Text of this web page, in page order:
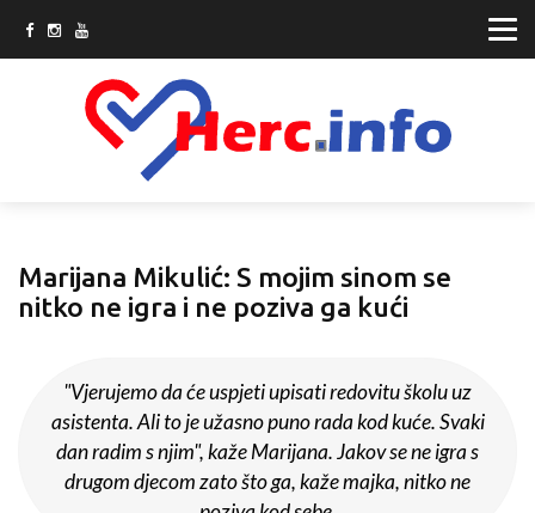
Marijana Mikulić: S mojim sinom se
nitko ne igra i ne poziva ga kući
"Vjerujemo da će uspjeti upisati redovitu školu uz
asistenta. Ali to je užasno puno rada kod kuće. Svaki
dan radim s njim", kaže Marijana. Jakov se ne igra s
drugom djecom zato što ga, kaže majka, nitko ne